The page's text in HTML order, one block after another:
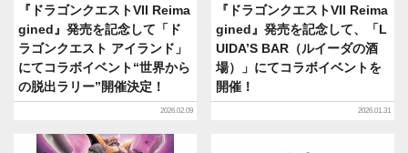
『ドラゴンクエストVII Reima
gined』発売を記念して「ド
ラゴンクエスト アイランド」
にてコラボイベント“世界から
の脱出ラリー”開催決定！
2026.02.09
『ドラゴンクエストVII Reima
gined』発売を記念して、「L
UIDA’S BAR（ルイーダの酒
場）」にてコラボイベントを
開催！
2026.01.31